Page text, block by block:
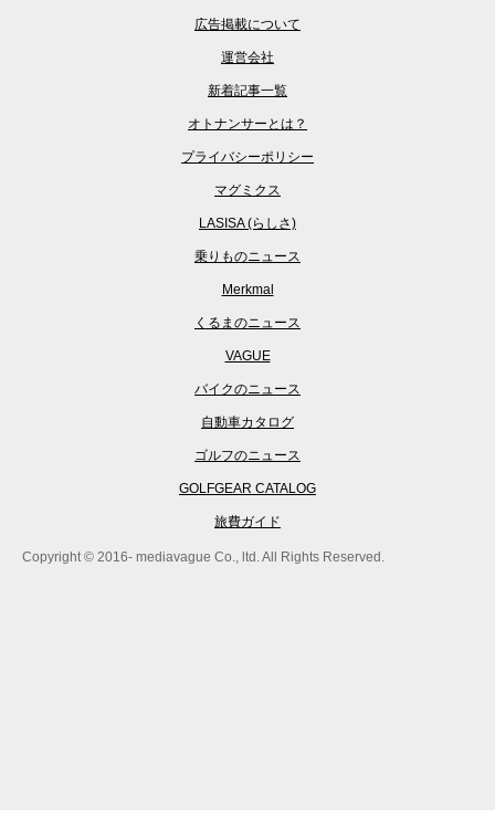
広告掲載について
運営会社
新着記事一覧
オトナンサーとは？
プライバシーポリシー
マグミクス
LASISA (らしさ)
乗りものニュース
Merkmal
くるまのニュース
VAGUE
バイクのニュース
自動車カタログ
ゴルフのニュース
GOLFGEAR CATALOG
旅費ガイド
Copyright © 2016- mediavague Co., ltd. All Rights Reserved.